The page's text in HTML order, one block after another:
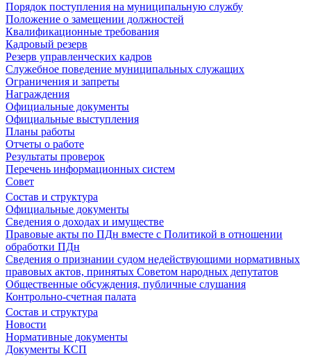
Порядок поступления на муниципальную службу
Положение о замещении должностей
Квалификационные требования
Кадровый резерв
Резерв управленческих кадров
Служебное поведение муниципальных служащих
Ограничения и запреты
Награждения
Официальные документы
Официальные выступления
Планы работы
Отчеты о работе
Результаты проверок
Перечень информационных систем
Совет
Состав и структура
Официальные документы
Сведения о доходах и имуществе
Правовые акты по ПДн вместе с Политикой в отношении
обработки ПДн
Сведения о признании судом недействующими нормативных
правовых актов, принятых Советом народных депутатов
Общественные обсуждения, публичные слушания
Контрольно-счетная палата
Состав и структура
Новости
Нормативные документы
Документы КСП